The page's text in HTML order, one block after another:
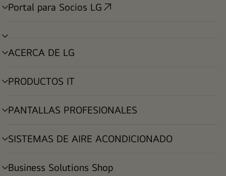
Portal para Socios LG
alternar
alternar
ACERCA DE LG
alternar
PRODUCTOS IT
alternar
PANTALLAS PROFESIONALES
alternar
SISTEMAS DE AIRE ACONDICIONADO
alternar
Business Solutions Shop
alternar